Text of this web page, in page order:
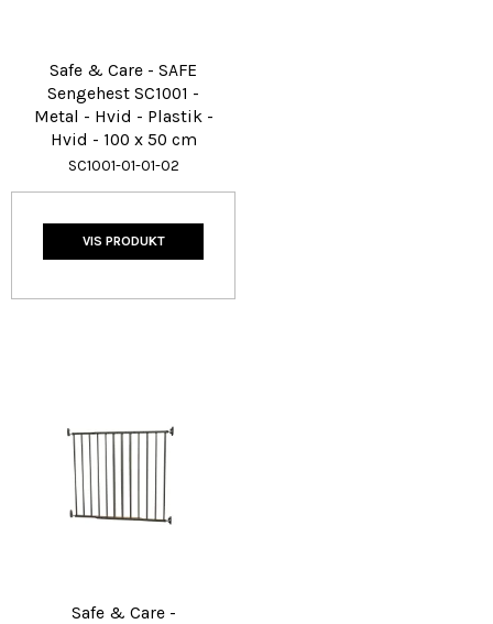
Safe & Care - SAFE
Sengehest SC1001 -
Metal - Hvid - Plastik -
Hvid - 100 x 50 cm
SC1001-01-01-02
VIS PRODUKT
Safe & Care -